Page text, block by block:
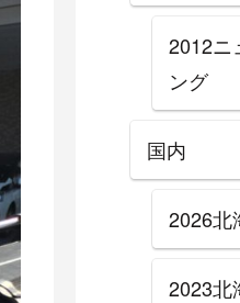
2012ニ
ング
国内
2026北
2023北